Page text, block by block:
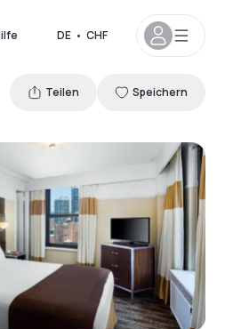
DE • CHF
Teilen Speichern